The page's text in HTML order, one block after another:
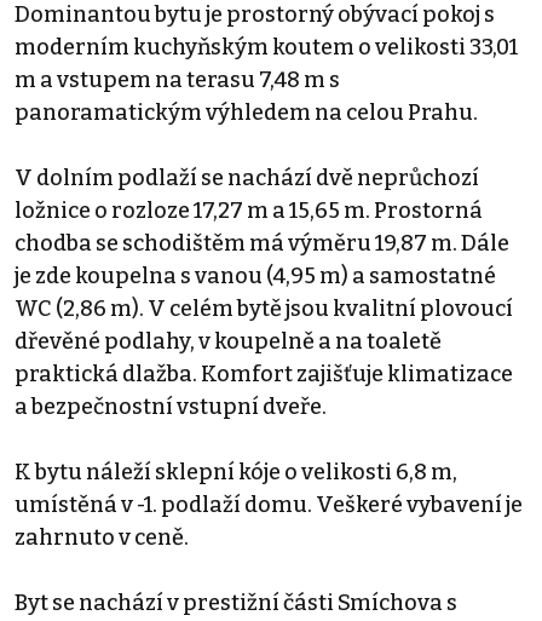
Dominantou bytu je prostorný obývací pokoj s
moderním kuchyňským koutem o velikosti 33,01
m a vstupem na terasu 7,48 m s
panoramatickým výhledem na celou Prahu.
V dolním podlaží se nachází dvě neprůchozí
ložnice o rozloze 17,27 m a 15,65 m. Prostorná
chodba se schodištěm má výměru 19,87 m. Dále
je zde koupelna s vanou (4,95 m) a samostatné
WC (2,86 m). V celém bytě jsou kvalitní plovoucí
dřevěné podlahy, v koupelně a na toaletě
praktická dlažba. Komfort zajišťuje klimatizace
a bezpečnostní vstupní dveře.
K bytu náleží sklepní kóje o velikosti 6,8 m,
umístěná v -1. podlaží domu. Veškeré vybavení je
zahrnuto v ceně.
Byt se nachází v prestižní části Smíchova s